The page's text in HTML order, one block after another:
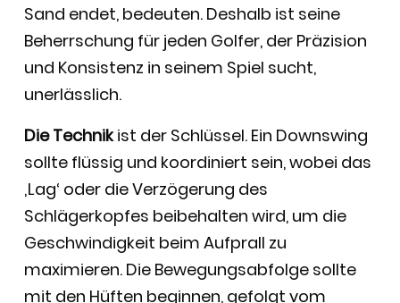
Sand endet, bedeuten. Deshalb ist seine
Beherrschung für jeden Golfer, der Präzision
und Konsistenz in seinem Spiel sucht,
unerlässlich.
Die Technikist der Schlüssel. Ein Downswing
sollte flüssig und koordiniert sein, wobei das
‚Lag‘ oder die Verzögerung des
Schlägerkopfes beibehalten wird, um die
Geschwindigkeit beim Aufprall zu
maximieren. Die Bewegungsabfolge sollte
mit den Hüften beginnen, gefolgt vom